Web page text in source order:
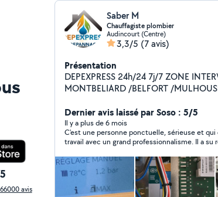
avis
Saber M
Chauffagiste plombier
Audincourt (Centre)
3,3/5 (7 avis)
Présentation
DEPEXPRESS 24h/24 7j/7 ZONE INTERVENTION :
MONTBELIARD /BELFORT /
GRANULÉS POMPE A CHALEUR CONTRAT
ENTRETIEN CHAUDIERE DEPANNAGE CHAUDIERE
GAZ ET DEPANNAGE SANITAIRE
Dernier avis laissé par Soso : 5/5
Il y a plus de 6 mois
C'est une personne ponctuelle, sérieuse et
travail avec un grand professionnalisme. Il a su
efficacité et rigueur. Je suis entièrement
services et je le recommande vivement à
recherchant un travail de qualité.